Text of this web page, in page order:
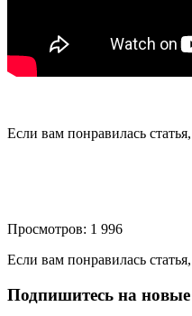
Если вам понравилась
Просмотров: 1 996
Если вам понравилась
Подпишитесь на новые